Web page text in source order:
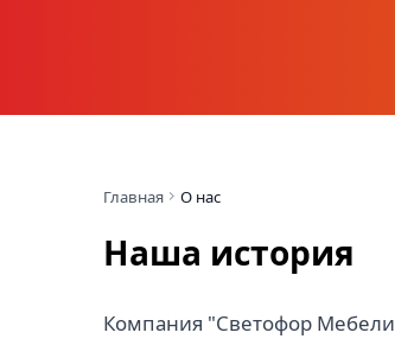
Более 7 лет мы создаем уют в
Главная О нас
Наша история
Компания "Светофор